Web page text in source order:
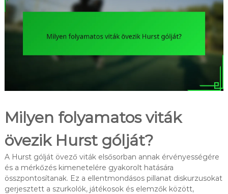
Milyen folyamatos viták
övezik Hurst gólját?
A Hurst gólját övező viták elsősorban annak érvényességére
és a mérkőzés kimenetelére gyakorolt hatására
összpontosítanak. Ez a ellentmondásos pillanat diskurzusokat
gerjesztett a szurkolók, játékosok és elemzők között,